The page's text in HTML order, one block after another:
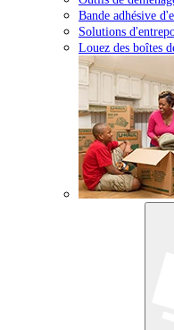
Bande adhésive
Solutions
Louez des boîtes